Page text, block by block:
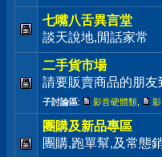
七嘴八舌異言堂
談天說地,閒話家常
二手貨市場
請要販賣商品的朋
子討論區: 影音硬體類
團購及新品專區
團購,跑單幫,及常態